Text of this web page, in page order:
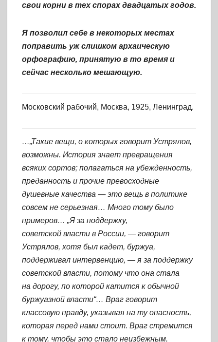
свои корни в тех спорах двадцатых годов.
Я позволил себе в некоторых местах
поправить уж слишком архаическую
орфографию, принятую в то время и
сейчас несколько мешающую.
Московский рабочий, Москва, 1925, Ленинград.
…„Такие вещи, о которых говорит Устрялов,
возможны. История знает превращения
всяких сортов; полагаться на убежденность,
преданность и прочие превосходные
душевные качества — это вещь в политике
совсем не серьезная… Много тому было
примеров… „Я за поддержку,
советской власти в России, — говорит
Устрялов, хотя был кадет, буржуа,
поддерживал интервенцию, — я за поддержку
советской власти, потому что она стала
на дорогу, по которой катится к обычной
буржуазной власти“… Враг говорит
классовую правду, указывая на ту опасность,
которая перед нами стоит. Враг стремится
к тому, чтобы это стало неизбежным.